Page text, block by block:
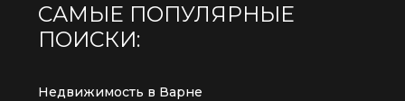
САМЫЕ ПОПУЛЯРНЫЕ
ПОИСКИ:
Недвижимость в Варне